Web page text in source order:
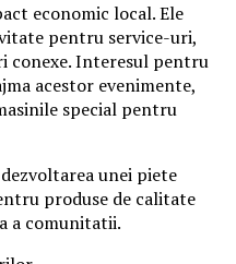
economic local. Ele
pentru service-uri,
conexe. Interesul pentru
acestor evenimente,
special pentru
unei piete
produse de calitate
a comunitatii.